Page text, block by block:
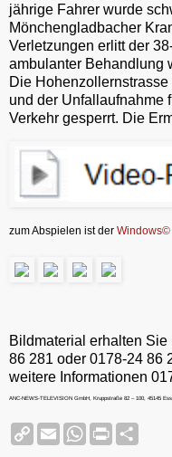
jährige Fahrer wurde
Mönchengladbacher
Verletzungen erlitt der
ambulanter Behandlung
Die
und der Unfallaufnahme
Verkehr gesperrt. Die
zum Abspielen ist der Windows©
Bildmaterial erhalten
86 281 oder 0178-24 86
weitere Informationen
ANC-NEWS-TELEVISION GmbH, Kruppstraße 82 – 100, 45145
C
o
E
m
W
h
r